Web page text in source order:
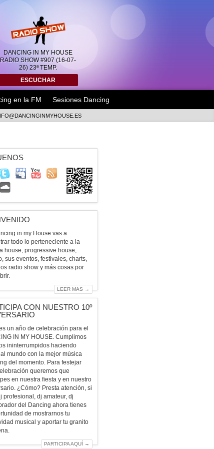
DANCING IN MY HOUSE
RADIO SHOW #907 (16-07-
26) 23ª TEMP.
ESCUCHAR
en la FM Sesiones Dancing
in my House vas a
todo lo perteneciente a la
house, progressive house,
sus eventos, festivales, charts,
radio show y más cosas por
LEER MAS →
CON NUESTRO 10º
un año de celebración para el
IN MY HOUSE. Cumplimos
ininterrumpidos haciendo
mundo con la mejor música
del momento. Para festejar
queremos que
en nuestra fiesta y en nuestro
¿Cómo? Presta atención, si
profesional, dj amateur, dj
del Dancing ahora tienes
de mostrarnos tu
musical y aportar tu granito
PARTICIPA AQUÍ →